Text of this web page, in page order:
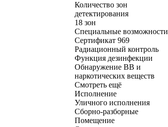
Количество зон
детектирования
18 зон
Специальные возможности
Сертификат 969
Радиационный контроль
Функция дезинфекции
Обнаружение ВВ и
наркотических веществ
Смотреть ещё
Исполнение
Уличного исполнения
Сборно-разборные
Помещение